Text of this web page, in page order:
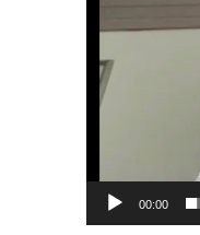
00:00